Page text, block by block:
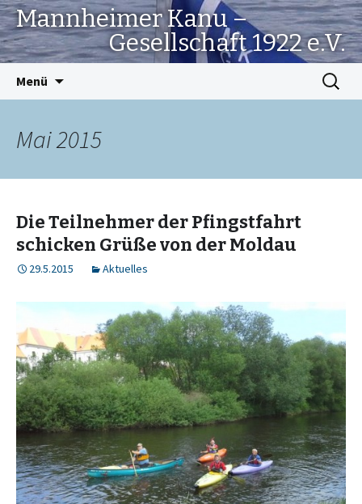
Mannheimer Kanu –
Gesellschaft 1922 e.V.
Menü
Suchen
nach:
Mai 2015
Die Teilnehmer der Pfingstfahrt
schicken Grüße von der Moldau
29.5.2015 Aktuelles